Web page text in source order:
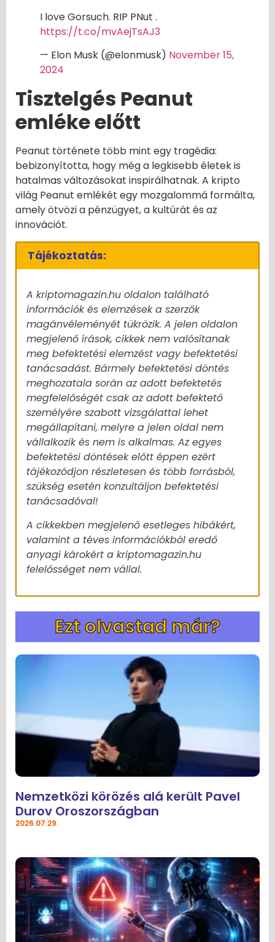
I love Gorsuch. RIP PNut .
https://t.co/mvAejTsAJ3
— Elon Musk (@elonmusk) November 15,
2024
Tisztelgés Peanut
emléke előtt
Peanut története több mint egy tragédia:
bebizonyította, hogy még a legkisebb életek is
hatalmas változásokat inspirálhatnak. A kripto
világ Peanut emlékét egy mozgalommá formálta,
amely ötvözi a pénzügyet, a kultúrát és az
innovációt.
Tájékoztatás:
A kriptomagazin.hu oldalon található
információk és elemzések a szerzők
magánvéleményét tükrözik. A jelen oldalon
megjelenő írások, cikkek nem valósítanak
meg befektetési elemzést vagy befektetési
tanácsadást. Bármely befektetési döntés
meghozatala során az adott befektetés
megfelelőségét csak az adott befektető
személyére szabott vizsgálattal lehet
megállapítani, melyre a jelen oldal nem
vállalkozik és nem is alkalmas. Az egyes
befektetési döntések előtt éppen ezért
tájékozódjon részletesen és több forrásból,
szükség esetén konzultáljon befektetési
tanácsadóval!
A cikkekben megjelenő esetleges hibákért,
valamint a téves információkból eredő
anyagi károkért a kriptomagazin.hu
felelősséget nem vállal.
Ezt olvastad már?
Nemzetközi körözés alá került Pavel
Durov Oroszországban
2026.07.29.